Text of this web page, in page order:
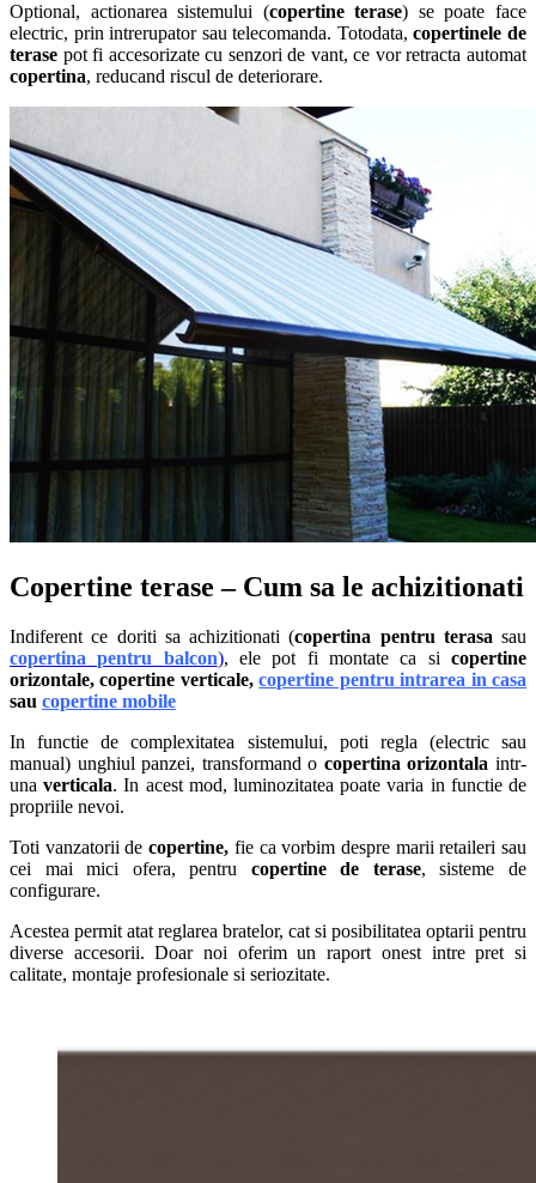
Optional, actionarea sistemului (copertine terase) se poate face
electric, prin intrerupator sau telecomanda. Totodata,copertinele de
terase pot fi accesorizate cu senzori de vant, ce vor retracta automat
copertina, reducand riscul de deteriorare.
Copertine terase – Cum sa le achizitionati
Indiferent ce doriti sa achizitionati (copertina pentru terasasau
copertina pentru balcon), ele pot fi montate ca sicopertine
orizontale, copertine verticale,copertine pentru intrarea in casa
sau copertine mobile
In functie de complexitatea sistemului, poti regla (electric sau
manual) unghiul panzei, transformand o copertina orizontala intr-
unaverticala. In acest mod, luminozitatea poate varia in functie de
propriile nevoi.
Toti vanzatorii decopertine, fie ca vorbim despre marii retaileri sau
cei mai mici ofera, pentru copertine de terase, sisteme de
configurare.
Acestea permit atat reglarea bratelor, cat si posibilitatea optarii pentru
diverse accesorii. Doar noi oferim un raport onest intre pret si
calitate, montaje profesionale si seriozitate.